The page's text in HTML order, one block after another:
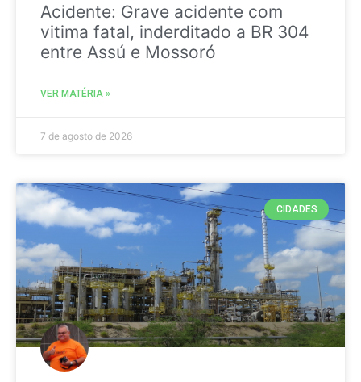
Acidente: Grave acidente com
vitima fatal, inderditado a BR 304
entre Assú e Mossoró
VER MATÉRIA »
7 de agosto de 2026
CIDADES